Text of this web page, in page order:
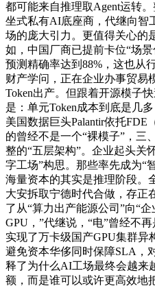
都可能来自推理取Agent运转
坐式私有AI底座商，代继向智
场的庞大引力。更值得关心的
如，中国厂商已提前卡位“场
预测精确率达到88%，这也从
财产学问，正在企业办事贸易
Token出产。但跟着开源模子
是：单元Token成本到底是几
美国数据巨头Palantir依托
的曾经不是一个“裸模子”，三
整的“五层架构”。企业起头关
字工场”构思。那些率先成为“
海量资本的其实是推理阶段。
大安拆取宁德时代合做，存正
了从“算力出产能源公司”向“
GPU，”代继说，“电”曾经不
实现了万卡级国产GPU集群异
避免资本华侈同时保障SLA，
释了为什么AI工场最终会越来
额，而是谁可以或许更高效地